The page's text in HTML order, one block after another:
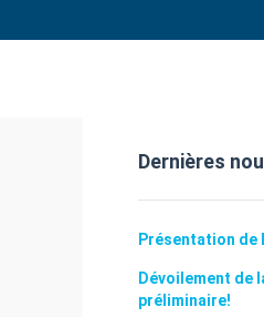
Dernières
Présentation de
Dévoilement de
préliminaire!